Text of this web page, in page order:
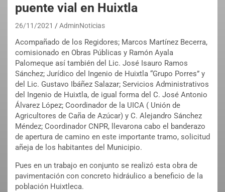
puente vial en Huixtla
26/11/2021 AdminNoticias
Acompañado de los Regidores; Marcos Martínez Becerra,
comisionado en Obras Públicas y Ramón Ayala
Palomeque así también del Lic. José Isauro Ramos
Sánchez; Jurídico del Ingenio de Huixtla “Grupo Porres” y
del Lic. Gustavo Ibáñez Salazar; Servicios Administrativos
del Ingenio de Huixtla, de igual forma del C. José Antonio
Álvarez López; Coordinador de la UICA ( Unión de
Agricultores de Caña de Azúcar) y C. Alejandro Sánchez
Méndez; Coordinador CNPR, llevarona cabo el banderazo
de apertura de camino en este importante tramo, solicitud
añeja de los habitantes del Municipio.
Pues en un trabajo en conjunto se realizó esta obra de
pavimentación con concreto hidráulico a beneficio de la
población Huixtleca.